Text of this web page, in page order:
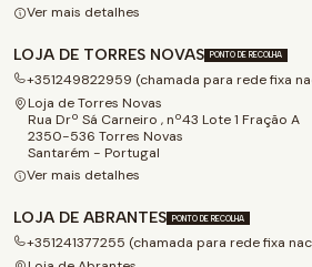
Ver mais detalhes
LOJA DE TORRES NOVAS PONTO DE RECOLHA
+351249822959 (chamada para rede fixa
Loja de Torres Novas
Rua Drº Sá Carneiro , nº43 Lote 1 Fração A
2350-536 Torres Novas
Santarém - Portugal
Ver mais detalhes
LOJA DE ABRANTES PONTO DE RECOLHA
+351241377255 (chamada para rede fixa